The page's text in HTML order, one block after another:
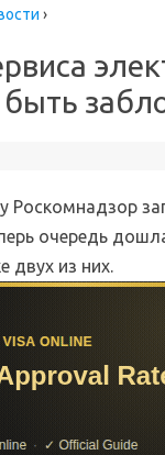
›
быть
Роскомнадзор
очередь
двух из них.